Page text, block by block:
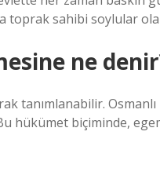
toprak sahibi soylular
ne
tanımlanabilir.
hükümet biçiminde,